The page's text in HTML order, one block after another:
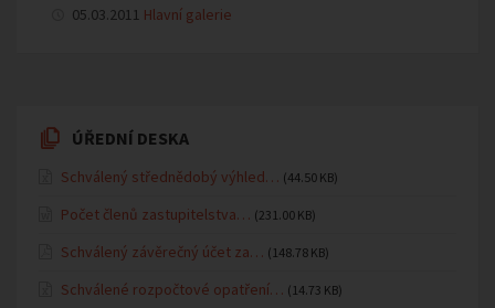
05.03.2011 Hlavní galerie
ÚŘEDNÍ DESKA
Schválený střednědobý výhled… (44.50 KB)
Počet členů zastupitelstva… (231.00 KB)
Schválený závěrečný účet za… (148.78 KB)
Schválené rozpočtové opatření… (14.73 KB)